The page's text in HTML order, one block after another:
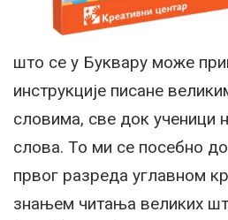
што се у Буквару може
инструкције писане
словима, све док ученици
слова. То ми се посебно
првог разреда углавном
знањем читања великих